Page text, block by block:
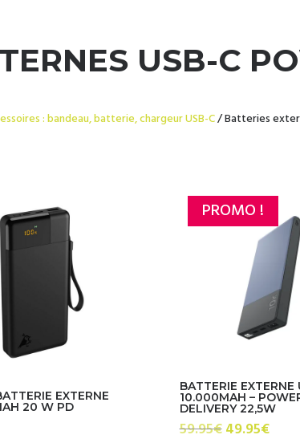
USB-C
: bandeau, batterie, chargeur USB-C/ Batteries
EXTERNE
20 W PD
PROMO !
BATTERIE EXTERNE
10.000MAH –
DELIVERY 22,5W
59.95€Le
49.95€Le